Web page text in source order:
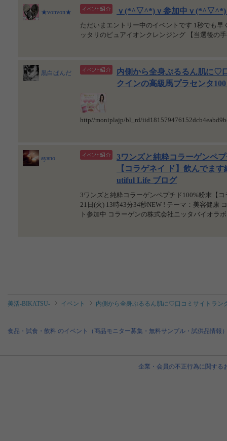
★vonvon★ ｖ(*^▽^*)ｖ参加中ｖ(*^▽^*)
ただいまエントリー中のイベントです 1秒でも
ッタリのピュアイオンクレンジング 【当選後の
黒白ぱんだ
内側から全身ぷるるん肌に♡
クインの高級馬プラセンタ
http//moniplajp/bl_rd/
ayano
3ワンズと純粋コラーゲンペ
【コラゲネイ ド】飲んでま
utiful Life ブログ
3ワンズと純粋コラーゲンペプチド100%粉末【
21日(火) 13時43分34秒NEW ! テーマ：美容健康
ト参加中 コラーゲンの株式会社ニッタバイオ
美活-BIKATSU- イベント 内側から全身ぷるるん肌に♡口コミサイトラン
食品・試食・飲料 のイベント（商品モニター募集・無料サンプル・試供品情報
企業・会員の不正行為に関する